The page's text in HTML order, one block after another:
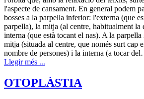
l'aspecte de cansament. En general podem
bosses a la parpella inferior: l'externa (que
parpella), la mitja (al centre, habitualment la
interna (que està tocant el nas). A la
mitja (situada al centre, que només surt cap
nombre de persones) i la interna (a tocar
Llegir més ...
OTOPLÀSTIA